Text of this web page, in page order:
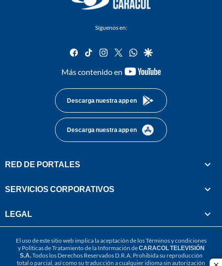
Síguenos en:
facebook
tiktok instagram
twitterwhatsapp
google
Más contenido en
youtube-
Descarga nuestra app en
Descarga nuestra app en
RED DE PORTALES
SERVICIOS CORPORATIVOS
LEGAL
El uso de este sitio web implica la aceptación de losTérminos y condiciones
y Políticas de Tratamiento de la Información deCARACOL TELEVISIÓN
S.A.Todos los Derechos Reservados D.R.A. Prohibida su reproducción
total o parcial, así como su traducción a cualquier idioma sin autorización